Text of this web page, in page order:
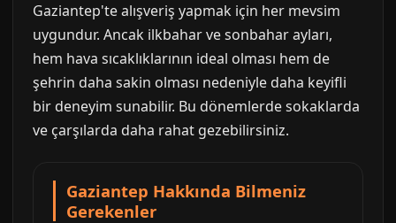
Gaziantep'te alışveriş yapmak için her mevsim
uygundur. Ancak ilkbahar ve sonbahar ayları,
hem hava sıcaklıklarının ideal olması hem de
şehrin daha sakin olması nedeniyle daha keyifli
bir deneyim sunabilir. Bu dönemlerde sokaklarda
ve çarşılarda daha rahat gezebilirsiniz.
Gaziantep Hakkında Bilmeniz
Gerekenler